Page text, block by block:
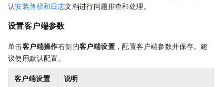
认安装路径和日志文档进行问题排查和处理。
设置客户端参数
单击客户端操作右侧的客户端设置 ，配置客户端参数并保存。建
议使用默认配置。
客户端设置 说明